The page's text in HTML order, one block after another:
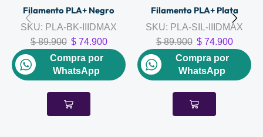
Filamento PLA+ Negro
SKU: PLA-BK-IIIDMAX
$89.900 $74.900
Compra por
WhatsApp
Filamento PLA+ Plata
SKU: PLA-SIL-IIIDMAX
$89.900 $74.900
Compra por
WhatsApp